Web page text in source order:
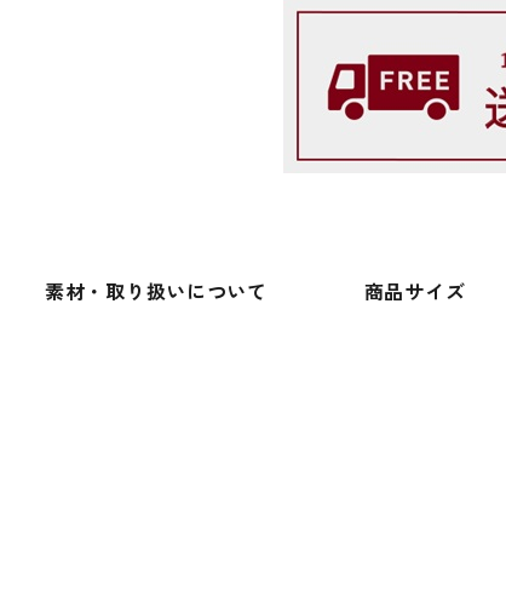
素材・取り扱いについて 商品サイズ